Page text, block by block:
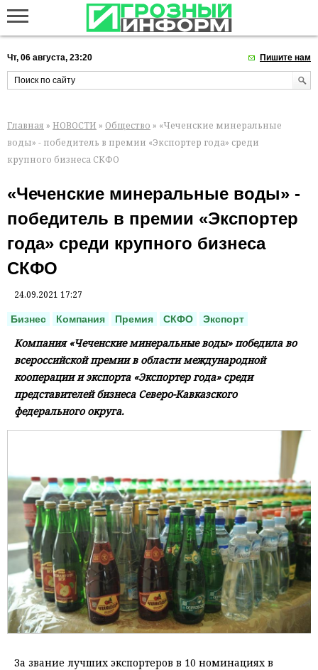
Чт, 06 августа, 23:20 Пишите нам
Главная » НОВОСТИ » Общество » «Чеченские минеральные
воды» - победитель в премии «Экспортер года» среди
крупного бизнеса СКФО
«Чеченские минеральные воды» -
победитель в премии «Экспортер
года» среди крупного бизнеса
СКФО
24.09.2021 17:27
Бизнес Компания Премия СКФО Экспорт
Компания «Чеченские минеральные воды» победила во
всероссийской премии в области международной
кооперации и экспорта «Экспортер года» среди
представителей бизнеса Северо-Кавказского
федерального округа.
За звание лучших экспортеров в 10 номинациях в